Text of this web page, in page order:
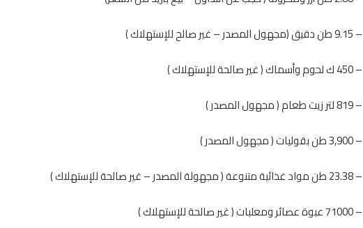
– 9.15 طن دقيق (مجهول المصدر – غير صالح للإستهلاك )
– 450 ك لحوم وأسماك ( غير صالحة للإستهلاك )
– 819 لتر زيت طعام ( مجهول المصدر )
– 3,900 طن بقوليات ( مجهول المصدر )
– 23.38 طن مواد غذائية متنوعة ( مجهولة المصدر – غير صالحة للإستهلاك )
– 71000 عبوة عصائر ومعلبات ( غير صالحة للإستهلاك )